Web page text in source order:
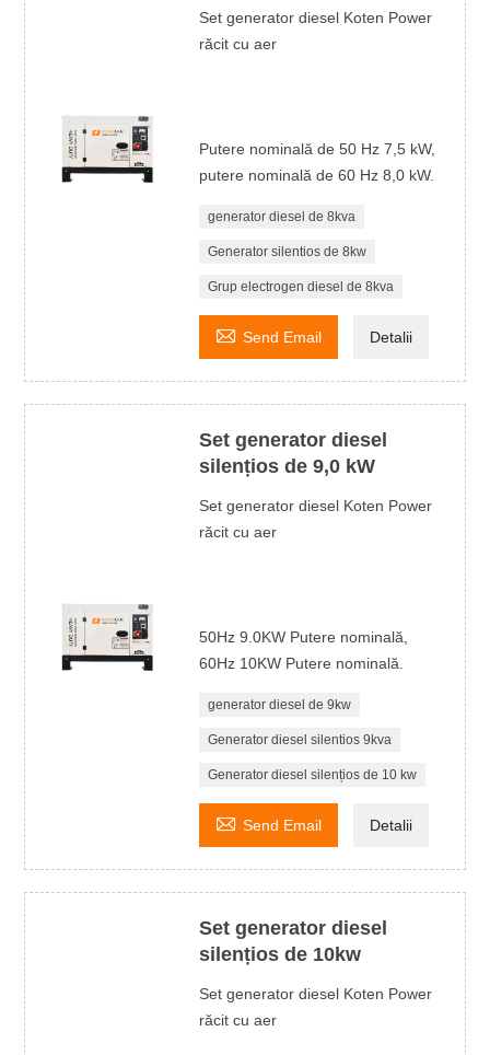
Set generator diesel Koten Power
răcit cu aer
Putere nominală de 50 Hz 7,5 kW,
putere nominală de 60 Hz 8,0 kW.
generator diesel de 8kva
Generator silentios de 8kw
Grup electrogen diesel de 8kva
 Send Email Detalii
Set generator diesel
silențios de 9,0 kW
Set generator diesel Koten Power
răcit cu aer
50Hz 9.0KW Putere nominală,
60Hz 10KW Putere nominală.
generator diesel de 9kw
Generator diesel silentios 9kva
Generator diesel silențios de 10 kw
 Send Email Detalii
Set generator diesel
silențios de 10kw
Set generator diesel Koten Power
răcit cu aer